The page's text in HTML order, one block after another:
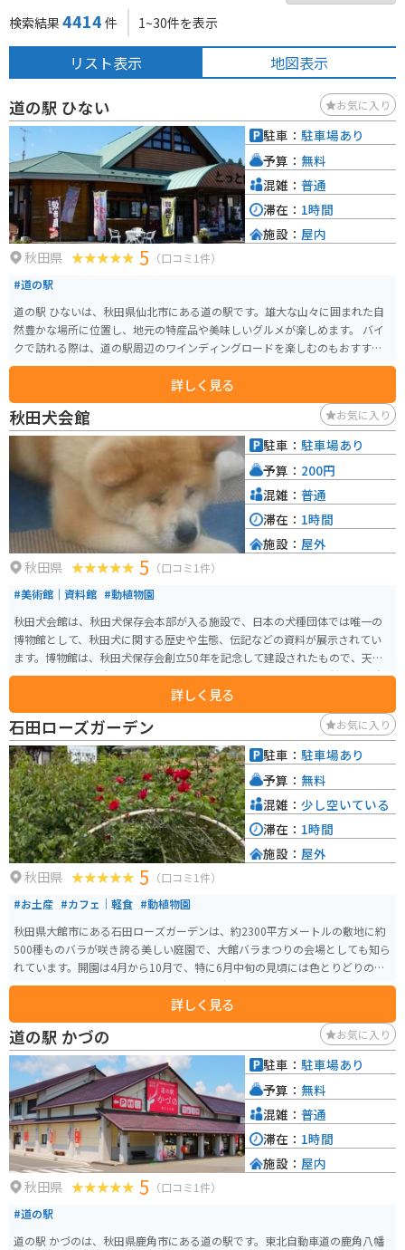
検索結果 4414 件 1~30件を表示
リスト表示 地図表示
道の駅 ひない お気に入り
秋田県 5 （口コミ1件）
#道の駅
道の駅 ひないは、秋田県仙北市にある道の駅です。雄大な山々に囲まれた自
然豊かな場所に位置し、地元の特産品や美味しいグルメが楽しめます。 バイ
クで訪れる際は、道の駅周辺のワインディングロードを楽しむのもおすすめ
です。特に、田沢湖や乳頭山へのルートは絶景ポイントが多いので、ぜひ立
名です。道の駅 ひないでは、これらの特産品を使った料理や、地元で採れた
新鮮な野菜を使った料理などを味わうことができます。また、お土産コーナ
ーも充実しており、旅の思い出にぴったりな一品が見つかるはずです。
詳しく見る
駐車： 駐車場あり
予算： 無料
混雑： 普通
滞在： 1時間
施設： 屋内
秋田犬会館 お気に入り
秋田県 5 （口コミ1件）
#美術館｜資料館 #動植物園
秋田犬会館は、秋田犬保存会本部が入る施設で、日本の犬種団体では唯一の
博物館として、秋田犬に関する歴史や生態、伝記などの資料が展示されてい
ます。博物館は、秋田犬保存会創立50年を記念して建設されたもので、天然
記念物である秋田犬に関する情報が詳しく展示されています。 会館前には大
館市出身の忠犬ハチ公の銅像「望郷のハチ公像」が設置されており、昭和19
年に回収された初代ハチ公像の台座を利用して作られ、大館市大子内の方向
を向いています。像は晩年のハチ公をイメージしており、左耳が垂れている
特徴があります。 事務所内には看板犬としての秋田犬が4頭おり、4月下旬か
ら11月下旬にかけては外の犬舎でも見学が可能です。また、秋田犬関連のグ
ッズも販売しており、事務所営業日に秋田犬との交流や写真撮影を楽しむこ
とができます。
詳しく見る
駐車： 駐車場あり
予算： 200円
混雑： 普通
滞在： 1時間
施設： 屋外
石田ローズガーデン お気に入り
秋田県 5 （口コミ1件）
#お土産 #カフェ｜軽食 #動植物園
秋田県大館市にある石田ローズガーデンは、約2300平方メートルの敷地に約
500種ものバラが咲き誇る美しい庭園で、大館バラまつりの会場としても知ら
れています。開園は4月から10月で、特に6月中旬の見頃には色とりどりのバ
ラが園内を彩り、バラのトンネルや通路を歩きながら華やかな香りに包まれ
る癒しの時間を楽しめます。入園料は無料で駐車場も完備されており、気軽
に立ち寄れるのも魅力です。 園内のカフェでは食事メニューに加え、「恋す
るローズソーダ」やローズソフトなどここならではのスイーツも人気。近く
には秋田犬会館もあり、合わせて観光するのもおすすめです。アクセスしや
すく、バイクでのツーリング途中の休憩スポットとしても最適な場所です。
詳しく見る
駐車： 駐車場あり
予算： 無料
混雑： 少し空いている
滞在： 1時間
施設： 屋外
道の駅 かづの お気に入り
秋田県 5 （口コミ1件）
#道の駅
道の駅 かづのは、秋田県鹿角市にある道の駅です。東北自動車道の鹿角八幡
駐車： 駐車場あり
予算： 無料
混雑： 普通
滞在： 1時間
施設： 屋内